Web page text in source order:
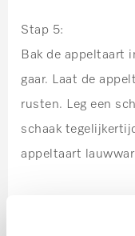
Stap 5:
Bak de appeltaart
gaar. Laat de
rusten. Leg een
schaak
appeltaart